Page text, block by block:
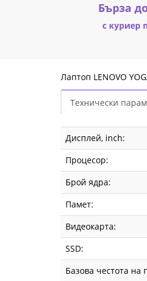
Бърза
с куриер
Лаптоп LENOVO
Технически
Дисплей, inch:
Процесор:
Брой ядра:
Памет:
Видеокарта:
SSD:
Базова честота на